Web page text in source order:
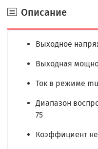
Описание
Выходное
Выходная
Ток в режиме
Диапазон
75
Коэффициент